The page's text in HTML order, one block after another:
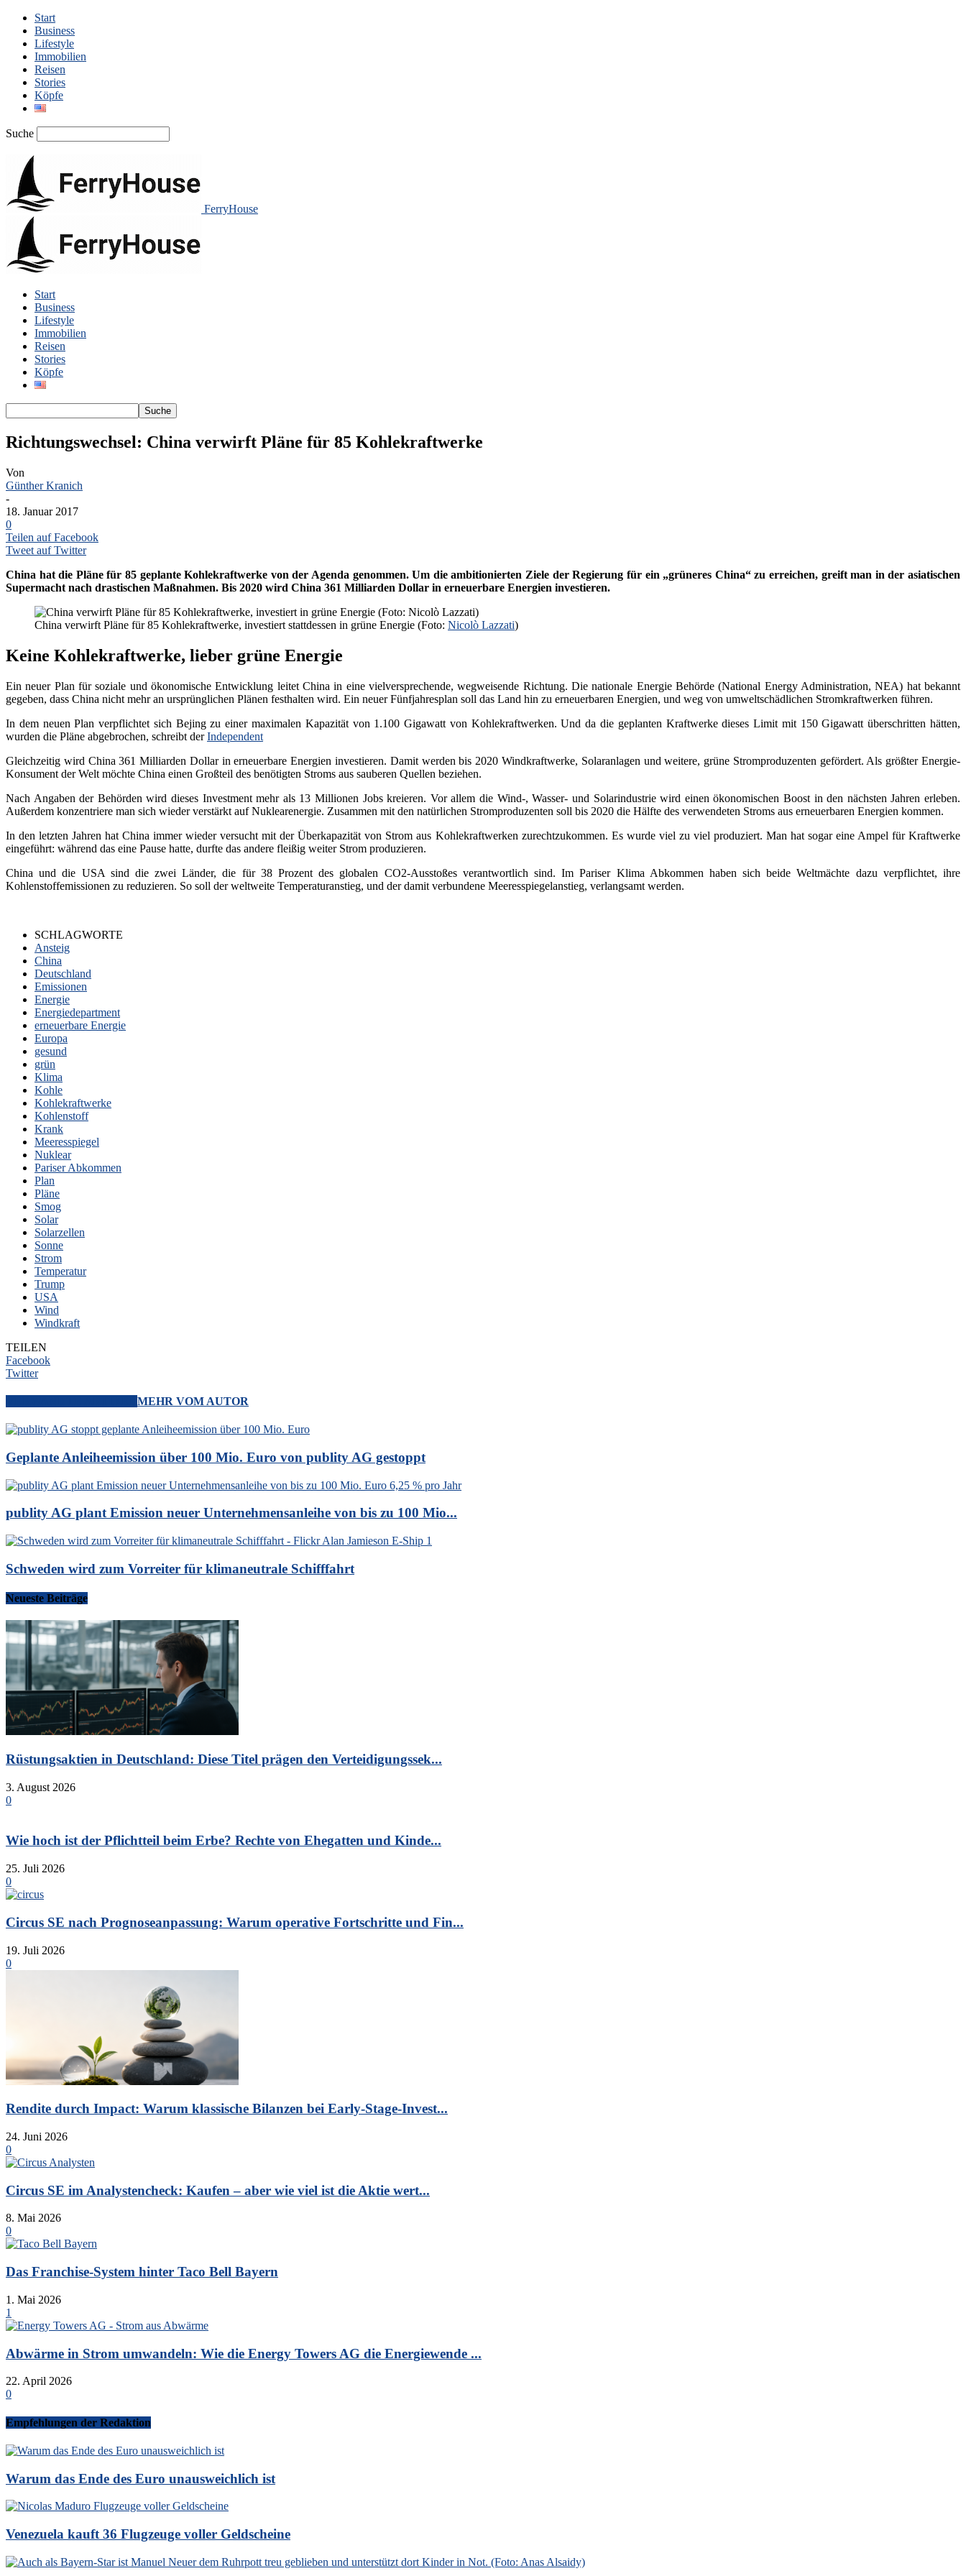
Start
Business
Lifestyle
Immobilien
Reisen
Stories
Köpfe
Suche
FerryHouse
Start
Business
Lifestyle
Immobilien
Reisen
Stories
Köpfe
Richtungswechsel: China verwirft Pläne für 85 Kohlekraftwerke
Von
Günther Kranich
-
18. Januar 2017
0
Teilen auf Facebook
Tweet auf Twitter
China hat die Pläne für 85 geplante Kohlekraftwerke von der Agenda genommen. Um die ambitionierten Ziele der Regierung für ein „grüneres China“ zu erreichen, greift man in der asiatischen
Supermacht nach drastischen Maßnahmen. Bis 2020 wird China 361 Milliarden Dollar in erneuerbare Energien investieren.
China verwirft Pläne für 85 Kohlekraftwerke, investiert stattdessen in grüne Energie (Foto: Nicolò Lazzati)
Keine Kohlekraftwerke, lieber grüne Energie
Ein neuer Plan für soziale und ökonomische Entwicklung leitet China in eine vielversprechende, wegweisende Richtung. Die nationale Energie Behörde (National Energy Administration, NEA) hat bekannt
gegeben, dass China nicht mehr an ursprünglichen Plänen festhalten wird. Ein neuer Fünfjahresplan soll das Land hin zu erneuerbaren Energien, und weg von umweltschädlichen Stromkraftwerken führen.
In dem neuen Plan verpflichtet sich Bejing zu einer maximalen Kapazität von 1.100 Gigawatt von Kohlekraftwerken. Und da die geplanten Kraftwerke dieses Limit mit 150 Gigawatt überschritten hätten,
wurden die Pläne abgebrochen, schreibt derIndependent
Gleichzeitig wird China 361 Milliarden Dollar in erneuerbare Energien investieren. Damit werden bis 2020 Windkraftwerke, Solaranlagen und weitere, grüne Stromproduzenten gefördert. Als größter Energie-
Konsument der Welt möchte China einen Großteil des benötigten Stroms aus sauberen Quellen beziehen.
Nach Angaben der Behörden wird dieses Investment mehr als 13 Millionen Jobs kreieren. Vor allem die Wind-, Wasser- und Solarindustrie wird einen ökonomischen Boost in den nächsten Jahren erleben.
Außerdem konzentriere man sich wieder verstärkt auf Nuklearenergie. Zusammen mit den natürlichen Stromproduzenten soll bis 2020 die Hälfte des verwendeten Stroms aus erneuerbaren Energien kommen.
In den letzten Jahren hat China immer wieder versucht mit der Überkapazität von Strom aus Kohlekraftwerken zurechtzukommen. Es wurde viel zu viel produziert. Man hat sogar eine Ampel für Kraftwerke
eingeführt: während das eine Pause hatte, durfte das andere fleißig weiter Strom produzieren.
China und die USA sind die zwei Länder, die für 38 Prozent des globalen CO2-Ausstoßes verantwortlich sind. Im Pariser Klima Abkommen haben sich beide Weltmächte dazu verpflichtet, ihre
Kohlenstoffemissionen zu reduzieren. So soll der weltweite Temperaturanstieg, und der damit verbundene Meeresspiegelanstieg, verlangsamt werden.
SCHLAGWORTE
Ansteig
China
Deutschland
Emissionen
Energie
Energiedepartment
erneuerbare Energie
Europa
gesund
grün
Klima
Kohle
Kohlekraftwerke
Kohlenstoff
Krank
Meeresspiegel
Nuklear
Pariser Abkommen
Plan
Pläne
Smog
Solar
Solarzellen
Sonne
Strom
Temperatur
Trump
USA
Wind
Windkraft
TEILEN
Facebook
Twitter
MEHR VOM AUTOR
Geplante Anleiheemission über 100 Mio. Euro von publity AG gestoppt
publity AG plant Emission neuer Unternehmensanleihe von bis zu 100 Mio...
Schweden wird zum Vorreiter für klimaneutrale Schifffahrt
Neueste Beiträge
Rüstungsaktien in Deutschland: Diese Titel prägen den Verteidigungssek...
3. August 2026
0
Wie hoch ist der Pflichtteil beim Erbe? Rechte von Ehegatten und Kinde...
25. Juli 2026
0
Circus SE nach Prognoseanpassung: Warum operative Fortschritte und Fin...
19. Juli 2026
0
Rendite durch Impact: Warum klassische Bilanzen bei Early-Stage-Invest...
24. Juni 2026
0
Circus SE im Analystencheck: Kaufen – aber wie viel ist die Aktie wert...
8. Mai 2026
0
Das Franchise-System hinter Taco Bell Bayern
1. Mai 2026
1
Abwärme in Strom umwandeln: Wie die Energy Towers AG die Energiewende ...
22. April 2026
0
Empfehlungen der Redaktion
Warum das Ende des Euro unausweichlich ist
Venezuela kauft 36 Flugzeuge voller Geldscheine